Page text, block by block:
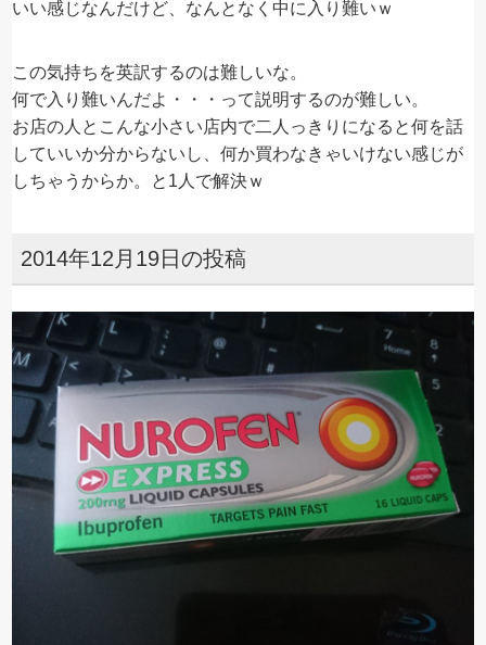
いい感じなんだけど、なんとなく中に入り難いｗ
この気持ちを英訳するのは難しいな。
何で入り難いんだよ・・・って説明するのが難しい。
お店の人とこんな小さい店内で二人っきりになると何を話
していいか分からないし、何か買わなきゃいけない感じが
しちゃうからか。と1人で解決ｗ
2014年12月19日の投稿